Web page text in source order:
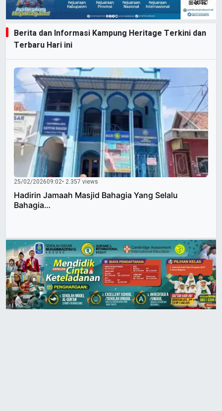
Berita dan Informasi Kampung Heritage Terkini dan
Terbaru Hari ini
25/02/202609:02• 2.357 views
Hadirin Jamaah Masjid Bahagia Yang Selalu
Bahagia…